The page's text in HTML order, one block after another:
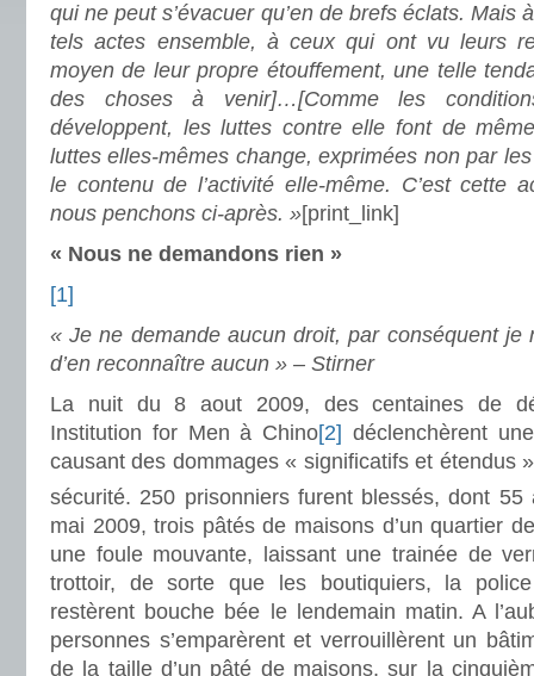
qui ne peut s’évacuer qu’en de brefs éclats. Mais
tels actes ensemble, à ceux qui ont vu leurs
moyen de leur propre étouffement, une telle
des choses à venir]…[Comme les
développent, les luttes contre elle font de
luttes elles-mêmes change, exprimées non par
le contenu de l’activité elle-même. C’est cette
nous penchons ci-après. »[print_link]
« Nous ne demandons rien »
[1]
« Je ne demande aucun droit, par conséquent je
d’en reconnaître aucun » – Stirner
La nuit du 8 aout 2009, des centaines de
Institution for Men à Chino[2] déclenchèrent
causant des dommages « significatifs et étendus
sécurité. 250 prisonniers furent blessés, dont 55
mai 2009, trois pâtés de maisons d’un quartier
une foule mouvante, laissant une trainée de
trottoir, de sorte que les boutiquiers, la
restèrent bouche bée le lendemain matin. A
personnes s’emparèrent et verrouillèrent un
de la taille d’un pâté de maisons, sur la